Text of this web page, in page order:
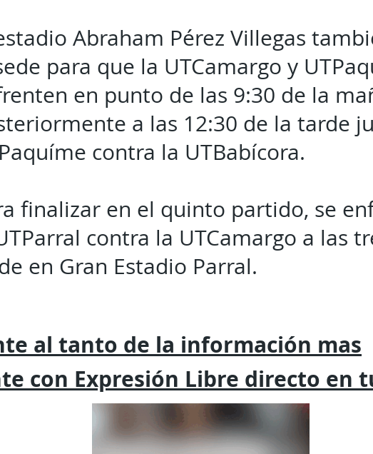
Abraham Pérez Villegas
para que la UTCamargo y
en punto de las 9:30 de la
a las 12:30 de la tarde
contra la UTBabícora.
finalizar en el quinto partido, se
contra la UTCamargo a las
en Gran Estadio Parral.
al tanto de la información mas
con Expresión Libre directo en